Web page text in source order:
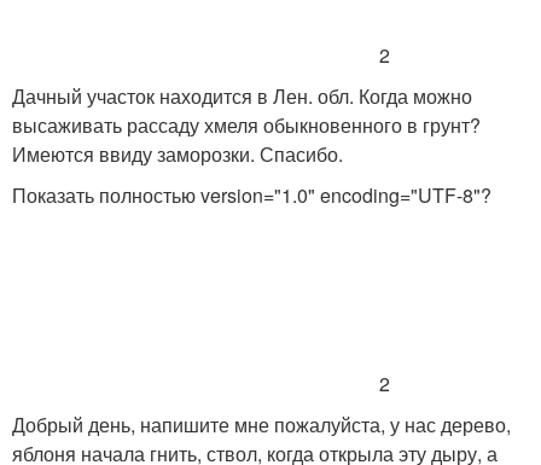
2
Дачный участок находится в Лен. обл. Когда можно
высаживать рассаду хмеля обыкновенного в грунт?
Имеются ввиду заморозки. Спасибо.
Показать полностьюversion="1.0" encoding="UTF-8"?
2
Добрый день, напишите мне пожалуйста, у нас дерево,
яблоня начала гнить, ствол, когда открыла эту дыру, а